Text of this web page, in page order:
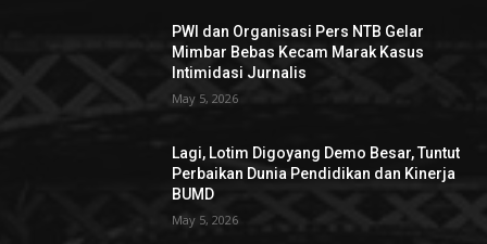
PWI dan Organisasi Pers NTB Gelar
Mimbar Bebas Kecam Marak Kasus
Intimidasi Jurnalis
May 5, 2026
Lagi, Lotim Digoyang Demo Besar, Tuntut
Perbaikan Dunia Pendidikan dan Kinerja
BUMD
May 5, 2026